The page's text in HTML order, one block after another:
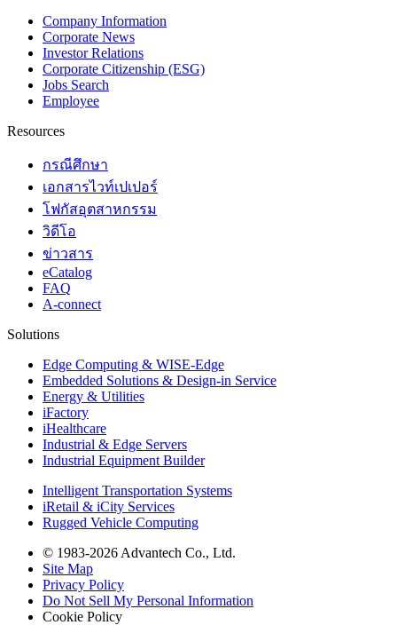
Company Information
Corporate News
Investor Relations
Corporate Citizenship (ESG)
Jobs Search
Employee
Resources
กรณีศึกษา
เอกสารไวท์เปเปอร์
โฟกัสอุตสาหกรรม
วิดีโอ
ข่าวสาร
eCatalog
FAQ
A-connect
Solutions
Edge Computing & WISE-Edge
Embedded Solutions & Design-in Service
Energy & Utilities
iFactory
iHealthcare
Industrial & Edge Servers
Industrial Equipment Builder
Intelligent Transportation Systems
iRetail & iCity Services
Rugged Vehicle Computing
© 1983-2026 Advantech Co., Ltd.
Site Map
Privacy Policy
Do Not Sell My Personal Information
Cookie Policy